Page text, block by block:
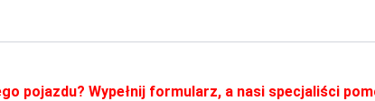
pojazdu? Wypełnij formularz, a nasi specjaliści